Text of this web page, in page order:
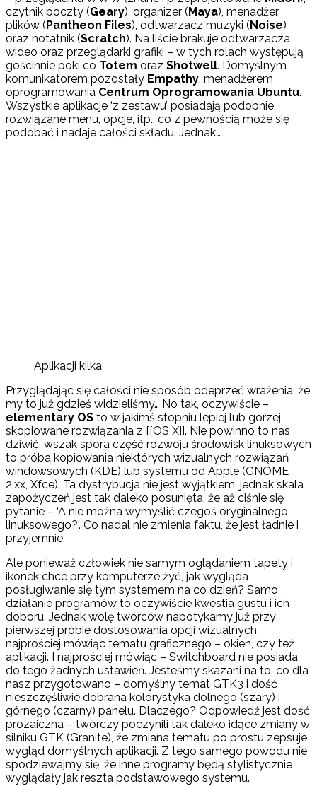
czytnik poczty (Geary), organizer ( Maya), menadżer
plików ( Pantheon Files), odtwarzacz muzyki ( Noise)
oraz notatnik (Scratch). Na liście brakuje odtwarzacza
wideo oraz przeglądarki grafiki – w tych rolach występują
gościnnie póki co Totem oraz Shotwell. Domyślnym
komunikatorem pozostały Empathy, menadżerem
oprogramowania Centrum Oprogramowania Ubuntu.
Wszystkie aplikacje ‘z zestawu’ posiadają podobnie
rozwiązane menu, opcje, itp., co z pewnością może się
podobać i nadaje całości składu. Jednak…
Aplikacji kilka
Przyglądając się całości nie sposób odeprzeć wrażenia, że
my to już gdzieś widzieliśmy… No tak, oczywiście –
elementary OS to w jakimś stopniu lepiej lub gorzej
skopiowane rozwiązania z [[OS X]]. Nie powinno to nas
dziwić, wszak spora część rozwoju środowisk linuksowych
to próba kopiowania niektórych wizualnych rozwiązań
windowsowych (KDE) lub systemu od Apple (GNOME
2.xx, Xfce). Ta dystrybucja nie jest wyjątkiem, jednak skala
zapożyczeń jest tak daleko posunięta, że aż ciśnie się
pytanie – ‘A nie można wymyślić czegoś oryginalnego,
linuksowego?’. Co nadal nie zmienia faktu, że jest ładnie i
przyjemnie.
Ale ponieważ człowiek nie samym oglądaniem tapety i
ikonek chce przy komputerze żyć, jak wygląda
posługiwanie się tym systemem na co dzień? Samo
działanie programów to oczywiście kwestia gustu i ich
doboru. Jednak wolę twórców napotykamy już przy
pierwszej próbie dostosowania opcji wizualnych,
najprościej mówiąc tematu graficznego – okien, czy też
aplikacji. I najprościej mówiąc – Switchboard nie posiada
do tego żadnych ustawień. Jesteśmy skazani na to, co dla
nasz przygotowano – domyślny temat GTK3 i dość
nieszczęśliwie dobrana kolorystyka dolnego (szary) i
górnego (czarny) panelu. Dlaczego? Odpowiedź jest dość
prozaiczna – twórczy poczynili tak daleko idące zmiany w
silniku GTK (Granite), że zmiana tematu po prostu zepsuje
wygląd domyślnych aplikacji. Z tego samego powodu nie
spodziewajmy się, że inne programy będą stylistycznie
wyglądały jak reszta podstawowego systemu.